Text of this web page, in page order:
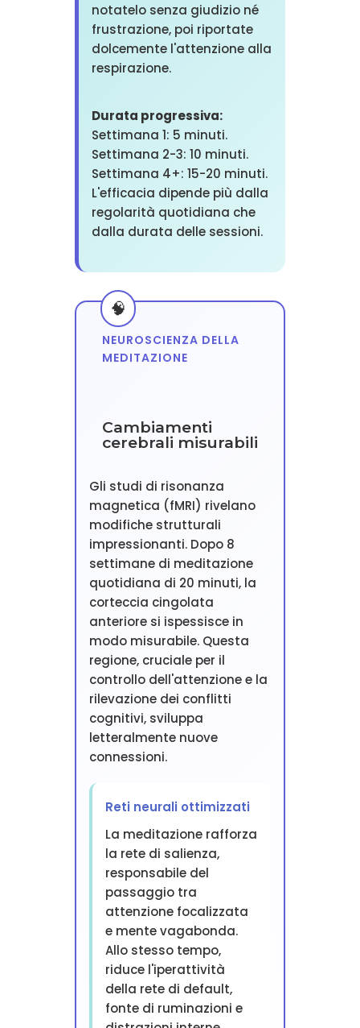
notatelo senza giudizio né
frustrazione, poi riportate
dolcemente l'attenzione alla
respirazione.
Durata progressiva:
Settimana 1: 5 minuti.
Settimana 2-3: 10 minuti.
Settimana 4+: 15-20 minuti.
L'efficacia dipende più dalla
regolarità quotidiana che
dalla durata delle sessioni.
NEUROSCIENZA DELLA
MEDITAZIONE
Cambiamenti
cerebrali misurabili
Gli studi di risonanza
magnetica (fMRI) rivelano
modifiche strutturali
impressionanti. Dopo 8
settimane di meditazione
quotidiana di 20 minuti, la
corteccia cingolata
anteriore si ispessisce in
modo misurabile. Questa
regione, cruciale per il
controllo dell'attenzione e la
rilevazione dei conflitti
cognitivi, sviluppa
letteralmente nuove
connessioni.
Reti neurali ottimizzati
La meditazione rafforza
la rete di salienza,
responsabile del
passaggio tra
attenzione focalizzata
e mente vagabonda.
Allo stesso tempo,
riduce l'iperattività
della rete di default,
fonte di ruminazioni e